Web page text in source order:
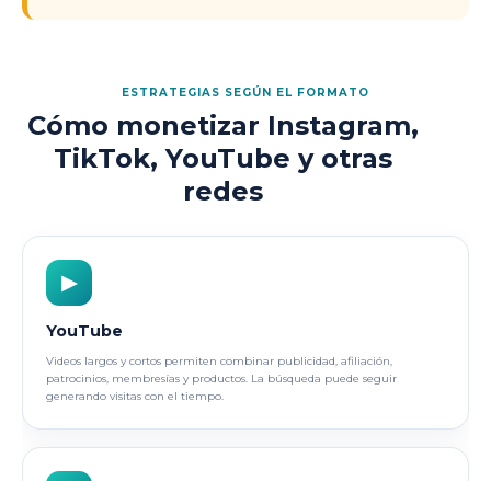
ESTRATEGIAS SEGÚN EL FORMATO
Cómo monetizar Instagram,
TikTok, YouTube y otras
redes
▶
YouTube
Videos largos y cortos permiten combinar publicidad, afiliación,
patrocinios, membresías y productos. La búsqueda puede seguir
generando visitas con el tiempo.